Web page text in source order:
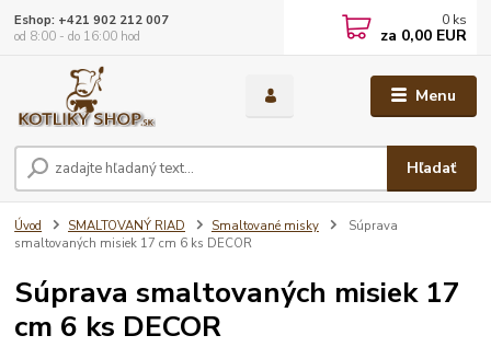
Menu
Hľadať
Eshop: +421 902 212 007
od 8:00 - do 16:00 hod
0 ks
za 0,00 EUR
Úvod SMALTOVANÝ RIAD Smaltované misky
Súprava
smaltovaných misiek 17 cm 6 ks DECOR
Súprava smaltovaných misiek 17
cm 6 ks DECOR